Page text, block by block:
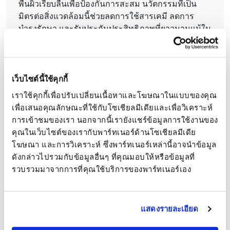
เว็บไซต์นี้ใช้คุกกี้
เราใช้คุกกี้เพื่อปรับเปลี่ยนเนื้อหาและโฆษณาในแบบของคุณ
เพื่อเสนอคุณลักษณะที่ใช้กับโซเชียลมีเดียและเพื่อวิเคราะห์
การเข้าชมของเรา นอกจากนี้เรายังแชร์ข้อมูลการใช้งานของ
คุณในเว็บไซต์ของเรากับพาร์ทเนอร์ด้านโซเชียลมีเดีย
โฆษณา และการวิเคราะห์ ซึ่งพาร์ทเนอร์เหล่านี้อาจนำข้อมูล
ดังกล่าวไปรวมกับข้อมูลอื่นๆ ที่คุณมอบให้หรือข้อมูลที่
รวบรวมมาจากการที่คุณใช้บริการของพาร์ทเนอร์เอง
แสดงรายละเอียด
พื้นผิวเรียบลื่นเพื่อป้องกันการสะสม นวัตกรรมที่เป็น
มิตรต่อสิ่งแวดล้อมนี้ช่วยลดการใช้สารเคมี ลดการ
บำรุงรักษา และรับประกันประสิทธิภาพที่ยาวนานแม้ใน
ระบบปุ๋ยน้ำ :
ระบบปุ๋ยน้ำ
ผลผลิต ประหยัดต้นทุน และทำให้การจัดการธาตุ
อาหารพืชง่ายขึ้นด้วยโซลูชันแบบครบวงจร